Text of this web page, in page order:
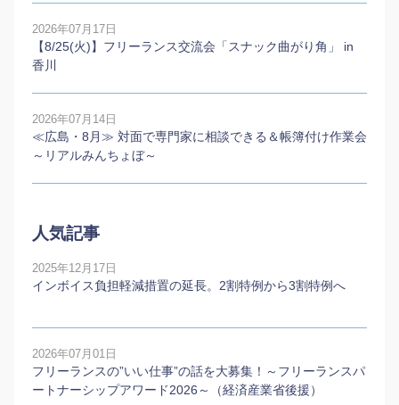
2026年07月17日
【8/25(火)】フリーランス交流会「スナック曲がり角」 in
香川
2026年07月14日
≪広島・8月≫ 対面で専門家に相談できる＆帳簿付け作業会
～リアルみんちょぼ～
人気記事
2025年12月17日
インボイス負担軽減措置の延長。2割特例から3割特例へ
2026年07月01日
フリーランスの”いい仕事”の話を大募集！～フリーランスパ
ートナーシップアワード2026～（経済産業省後援）